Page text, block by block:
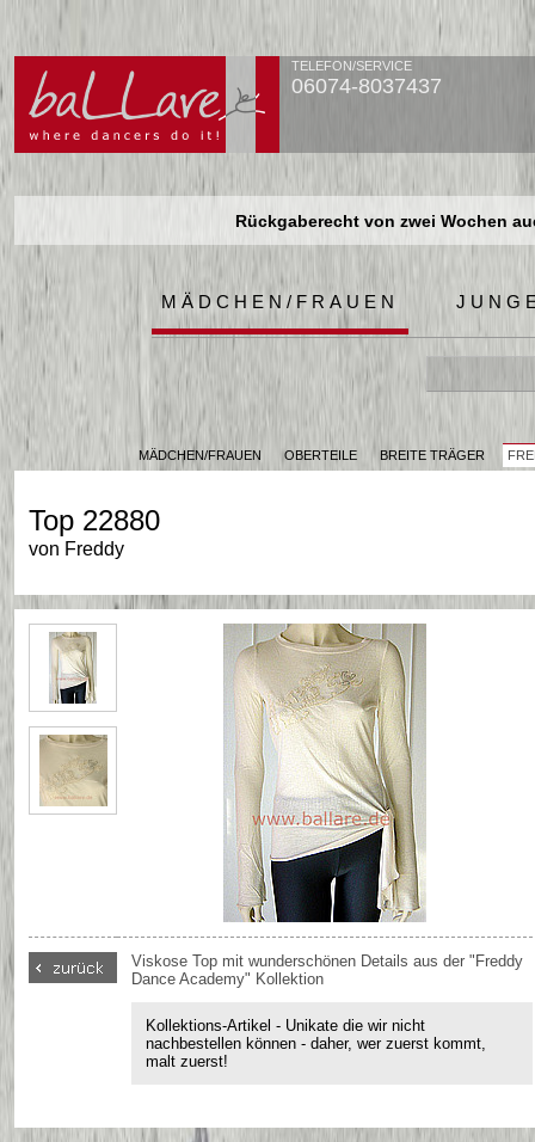
TELEFON/SERVICE
06074-8037437
Rückgaberecht von zwei Wochen
Rückgaberecht von zwei Wochen
MÄDCHEN/FRAUEN
MÄDCHEN/FRAUEN OBERTEILE BREITE TRÄGER
Top 22880
von Freddy
Viskose Top mit wunderschönen Details aus der "Freddy
Dance Academy" Kollektion
Kollektions-Artikel - Unikate die wir nicht
nachbestellen können - daher, wer zuerst kommt,
malt zuerst!